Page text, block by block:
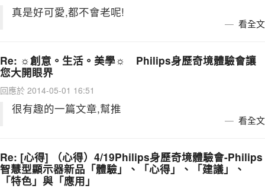
真是好可愛,都不會老呢!
看全文
Re: ☼創意。生活。美學☼ Philips身歷奇境體驗會讓
您大開眼界
回應於 2014-05-01 16:51
很有趣的一篇文章,幫推
看全文
Re: [心得] （心得）4/19Philips身歷奇境體驗會-Philips
智慧型顯示器新品「體驗」、「心得」、「建議」、
「特色」與「應用」